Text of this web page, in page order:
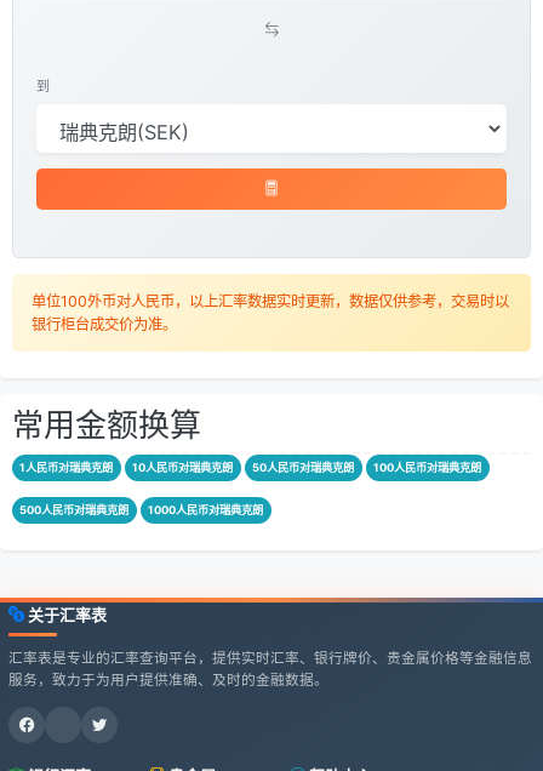
到
单位100外币对人民币，以上汇率数据实时更新，数据仅供参考，交易时以
银行柜台成交价为准。
常用金额换算
1人民币对瑞典克朗 10人民币对瑞典克朗 50人民币对瑞典克朗 100人民币对瑞典克朗
500人民币对瑞典克朗 1000人民币对瑞典克朗
关于汇率表
汇率表是专业的汇率查询平台，提供实时汇率、银行牌价、贵金属价格等金融信息
服务，致力于为用户提供准确、及时的金融数据。